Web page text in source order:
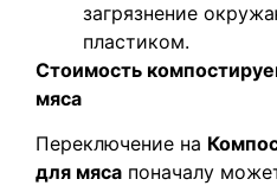
загрязнение
пластиком.
Стоимость
мяса
Переключение на
для мяса поначалу